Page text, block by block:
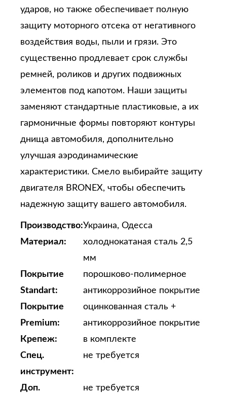
ударов, но также обеспечивает полную
защиту моторного отсека от негативного
воздействия воды, пыли и грязи. Это
существенно продлевает срок службы
ремней, роликов и других подвижных
элементов под капотом. Наши защиты
заменяют стандартные пластиковые, а их
гармоничные формы повторяют контуры
днища автомобиля, дополнительно
улучшая аэродинамические
характеристики. Смело выбирайте защиту
двигателя BRONEX, чтобы обеспечить
надежную защиту вашего автомобиля.
Производство:Украина, Одесса
Материал:
холоднокатаная сталь 2,5
мм
Покрытие
Standart:
порошково-полимерное
антикоррозийное покрытие
Покрытие
Premium:
оцинкованная сталь +
антикоррозийное покрытие
Крепеж:
в комплекте
Спец.
инструмент:
не требуется
Доп.
не требуется